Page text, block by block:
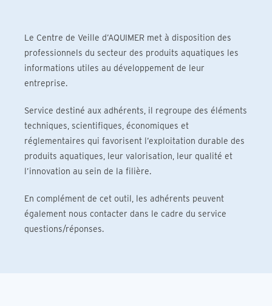
Le Centre de Veille d’AQUIMER met à disposition des
professionnels du secteur des produits aquatiques les
informations utiles au développement de leur
entreprise.
Service destiné aux adhérents, il regroupe des éléments
techniques, scientifiques, économiques et
réglementaires qui favorisent l’exploitation durable des
produits aquatiques, leur valorisation, leur qualité et
l’innovation au sein de la filière.
En complément de cet outil, les adhérents peuvent
également nous contacter dans le cadre du service
questions/réponses.